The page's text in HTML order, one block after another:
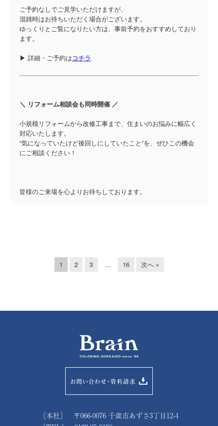
ご予約なしでご見学いただけますが、
混雑時はお待ちいただく場合がございます。
ゆっくりとご覧になりたい方は、事前予約をおすすめしており
ます。
▶ 詳細・ご予約はコチラ
＼ リフォーム相談会も同時開催 ／
小規模リフォームから改修工事まで、住まいのお悩みに幅広く
対応いたします。
“気になっていたけど後回しにしていたこと”を、ぜひこの機会
にご相談ください！
皆様のご来場を心よりお待ちしております。
1 2 3 … 16 次へ »
［本社］ 〒066-0076 千歳市あずさ3丁目12-4